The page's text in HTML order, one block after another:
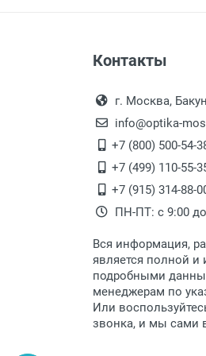
Перевод
Для
Доставка
Мы
Контакты
г. Москва,
info@optika-
+7 (800) 500-54-
+7 (499) 110-55-
+7 (915) 314-88-
ПН-ПТ: с 9:00
Вся информация,
является полной
подробными
менеджерам по
Или
звонка, и мы сами